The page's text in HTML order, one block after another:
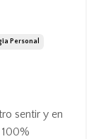
Personal
sentir y en